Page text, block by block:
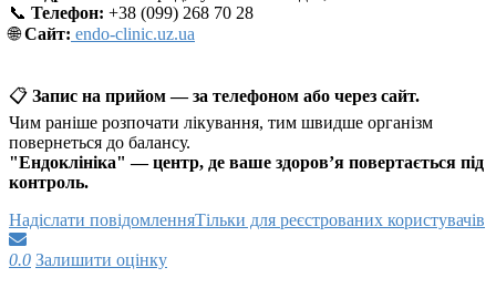
📞 Телефон: +38 (099) 268 70 28
🌐Сайт: endo-clinic.uz.ua
📋 Запис на прийом — за телефоном або через сайт.
Чим раніше розпочати лікування, тим швидше організм
повернеться до балансу.
"Ендоклініка" — центр, де ваше здоров’я повертається під
контроль.
Надіслати повідомленняТільки для реєстрованих користувачів
0.0 Залишити оцінку